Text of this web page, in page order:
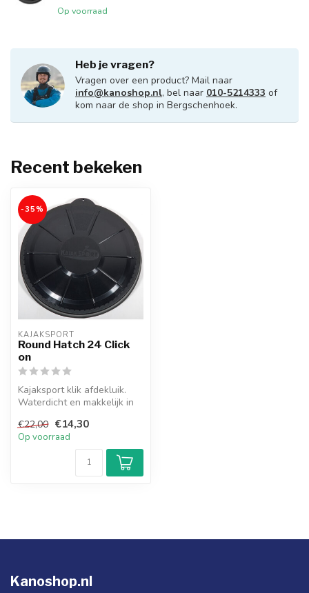
Op voorraad
Heb je vragen?
Vragen over een product? Mail naar
info@kanoshop.nl, bel naar 010-5214333 of
kom naar de shop in Bergschenhoek.
Recent bekeken
-35%
KAJAKSPORT
Round Hatch 24 Click
on
Kajaksport klik afdekluik.
Waterdicht en makkelijk in
€22,00 €14,30
Op voorraad
Kanoshop.nl